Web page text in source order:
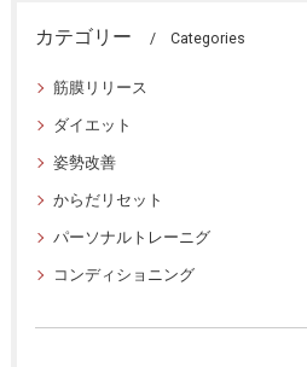
カテゴリー Categories
筋膜リリース
ダイエット
姿勢改善
からだリセット
パーソナルトレーニグ
コンディショニング